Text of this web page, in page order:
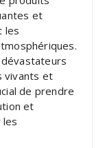
et
les
vivants et
de prendre
et